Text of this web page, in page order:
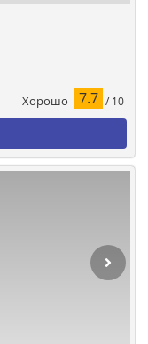
Хорошо 7.7 / 10